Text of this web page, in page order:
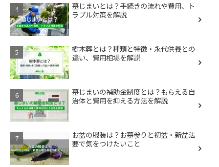
墓じまいとは？手続きの流れや費用、ト
ラブル対策を解説
樹木葬とは？種類と特徴・永代供養との
違い、費用相場を解説
墓じまいの補助金制度とは？もらえる自
治体と費用を抑える方法を解説
お盆の服装は？お墓参りと初盆・新盆法
要で気をつけたいこと